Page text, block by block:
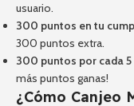
usuario.
300 puntos en tu
300 puntos extra.
300 puntos por cada 5
más puntos ganas!
¿Cómo Canjeo